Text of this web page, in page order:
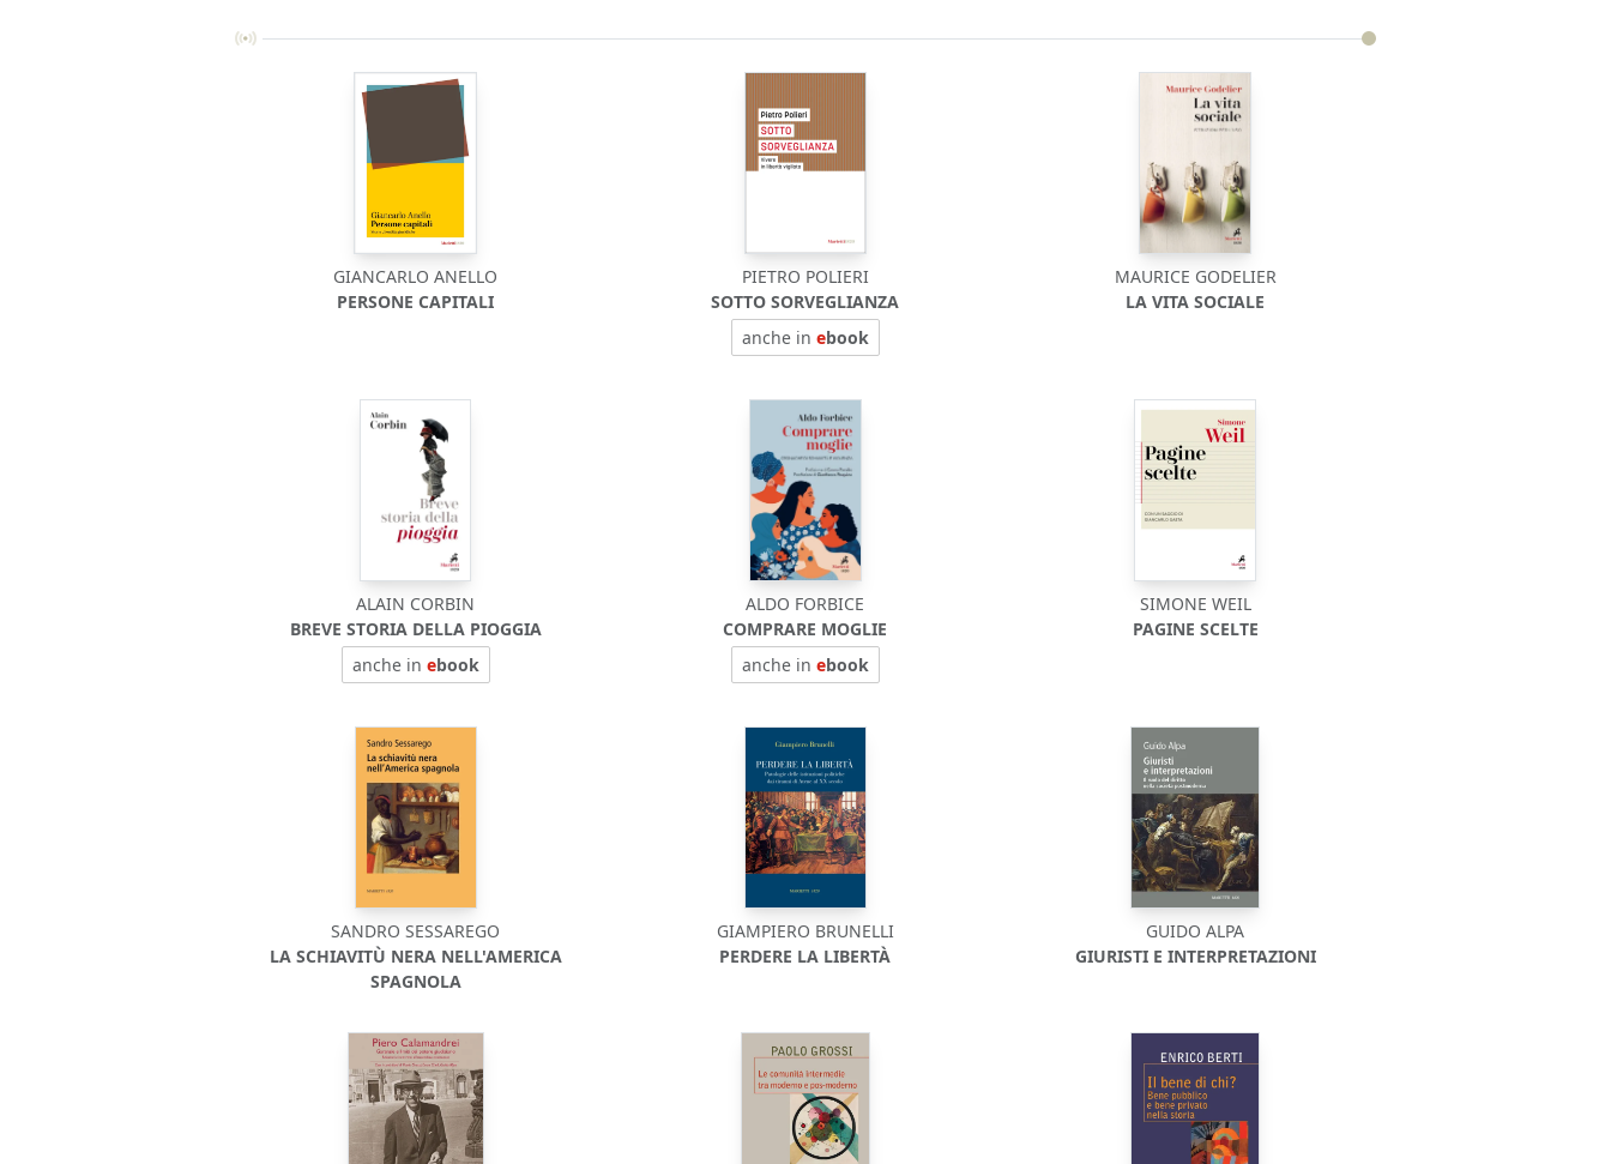
GIANCARLO ANELLO
PERSONE CAPITALI
PIETRO POLIERI
SOTTO SORVEGLIANZA
anche in ebook
MAURICE GODELIER
LA VITA SOCIALE
ALAIN CORBIN
BREVE STORIA DELLA PIOGGIA
anche in ebook
ALDO FORBICE
COMPRARE MOGLIE
anche in ebook
SIMONE WEIL
PAGINE SCELTE
SANDRO SESSAREGO
LA SCHIAVITÙ NERA NELL'AMERICA
SPAGNOLA
GIAMPIERO BRUNELLI
PERDERE LA LIBERTÀ
GUIDO ALPA
GIURISTI E INTERPRETAZIONI